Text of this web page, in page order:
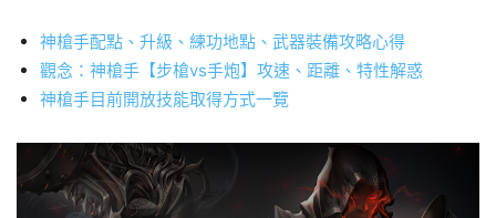
神槍手配點、升級、練功地點、武器裝備攻略心得
觀念：神槍手【步槍vs手炮】攻速、距離、特性解惑
神槍手目前開放技能取得方式一覽